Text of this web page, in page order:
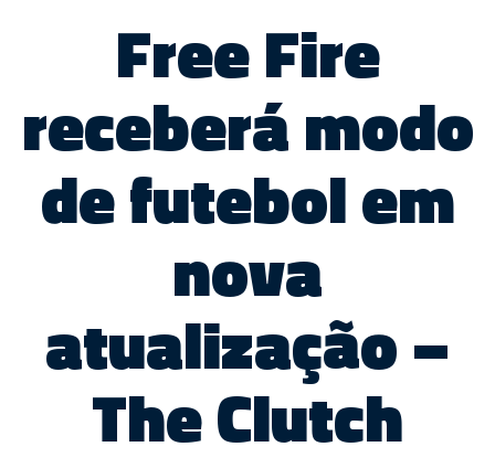
Free Fire
receberá modo
de futebol em
nova
atualização –
The Clutch